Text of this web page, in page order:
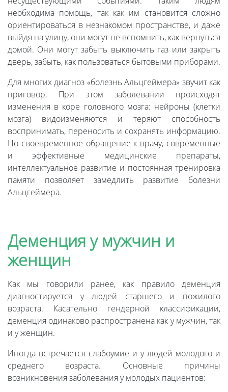
необходима помощь, так как им становится сложно
ориентироваться в незнакомом пространстве, и даже
выйдя на улицу, они могут не вспомнить, как вернуться
домой. Они могут забыть выключить газ или закрыть
дверь, забыть, как пользоваться бытовыми приборами.
Для многих диагноз «болезнь Альцгеймера» звучит как
приговор. При этом заболевании происходят
изменения в коре головного мозга: нейроны (клетки
мозга) видоизменяются и теряют способность
воспринимать, переносить и сохранять информацию.
Но своевременное обращение к врачу, современные
и эффективные медицинские препараты,
интеллектуальное развитие и постоянная тренировка
памяти позволяет замедлить развитие болезни
Альцгеймера.
Деменция у мужчин и
женщин
Как мы говорили ранее, как правило деменция
диагностируется у людей старшего и пожилого
возраста. Касательно гендерной классификации,
деменция одинаково распространена как у мужчин, так
и у женщин.
Иногда встречается слабоумие и у людей молодого и
среднего возраста. Основные причины
возникновения заболевания у молодых пациентов: